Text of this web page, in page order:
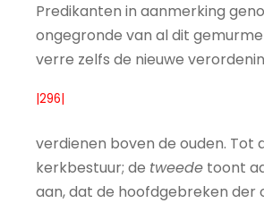
Predikanten in aanmerking
ongegronde van al dit
verre zelfs de nieuwe
|296|
verdienen boven de ouden. Tot
kerkbestuur; de tweede toont
aan, dat de hoofdgebreken der